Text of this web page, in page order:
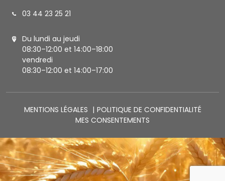
03 44 23 25 21
Du lundi au jeudi
08:30–12:00 et 14:00–18:00
vendredi
08:30–12:00 et 14:00–17:00
MENTIONS LÉGALES
POLITIQUE DE CONFIDENTIALITÉ
MES CONSENTEMENTS